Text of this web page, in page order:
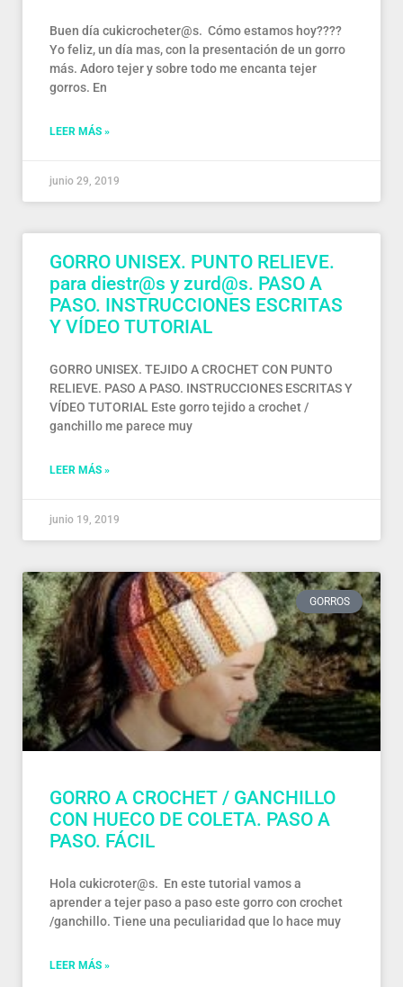
Buen día cukicrocheter@s. Cómo estamos hoy????
Yo feliz, un día mas, con la presentación de un gorro
más. Adoro tejer y sobre todo me encanta tejer
gorros. En
LEER MÁS »
junio 29, 2019
GORRO UNISEX. PUNTO RELIEVE.
para diestr@s y zurd@s. PASO A
PASO. INSTRUCCIONES ESCRITAS
Y VÍDEO TUTORIAL
GORRO UNISEX. TEJIDO A CROCHET CON PUNTO
RELIEVE. PASO A PASO. INSTRUCCIONES ESCRITAS Y
VÍDEO TUTORIAL Este gorro tejido a crochet /
ganchillo me parece muy
LEER MÁS »
junio 19, 2019
GORROS
GORRO A CROCHET / GANCHILLO
CON HUECO DE COLETA. PASO A
PASO. FÁCIL
Hola cukicroter@s. En este tutorial vamos a
aprender a tejer paso a paso este gorro con crochet
/ganchillo. Tiene una peculiaridad que lo hace muy
LEER MÁS »